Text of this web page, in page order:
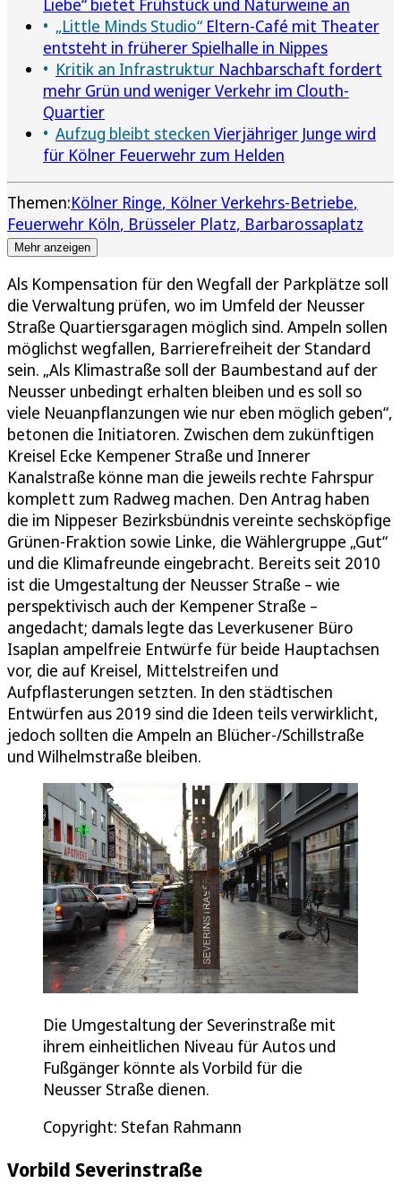
Liebe“ bietet Frühstück und Naturweine an
„Little Minds Studio“ Eltern-Café mit Theater
entsteht in früherer Spielhalle in Nippes
Kritik an Infrastruktur Nachbarschaft fordert
mehr Grün und weniger Verkehr im Clouth-
Quartier
Aufzug bleibt stecken Vierjähriger Junge wird
für Kölner Feuerwehr zum Helden
Themen:Kölner Ringe Kölner Verkehrs-Betriebe
Feuerwehr Köln Brüsseler Platz Barbarossaplatz
Mehr anzeigen
Als Kompensation für den Wegfall der Parkplätze soll
die Verwaltung prüfen, wo im Umfeld der Neusser
Straße Quartiersgaragen möglich sind. Ampeln sollen
möglichst wegfallen, Barrierefreiheit der Standard
sein. „Als Klimastraße soll der Baumbestand auf der
Neusser unbedingt erhalten bleiben und es soll so
viele Neuanpflanzungen wie nur eben möglich geben“,
betonen die Initiatoren. Zwischen dem zukünftigen
Kreisel Ecke Kempener Straße und Innerer
Kanalstraße könne man die jeweils rechte Fahrspur
komplett zum Radweg machen. Den Antrag haben
die im Nippeser Bezirksbündnis vereinte sechsköpfige
Grünen-Fraktion sowie Linke, die Wählergruppe „Gut“
und die Klimafreunde eingebracht. Bereits seit 2010
ist die Umgestaltung der Neusser Straße – wie
perspektivisch auch der Kempener Straße –
angedacht; damals legte das Leverkusener Büro
Isaplan ampelfreie Entwürfe für beide Hauptachsen
vor, die auf Kreisel, Mittelstreifen und
Aufpflasterungen setzten. In den städtischen
Entwürfen aus 2019 sind die Ideen teils verwirklicht,
jedoch sollten die Ampeln an Blücher-/Schillstraße
und Wilhelmstraße bleiben.
Die Umgestaltung der Severinstraße mit
ihrem einheitlichen Niveau für Autos und
Fußgänger könnte als Vorbild für die
Neusser Straße dienen.
Copyright: Stefan Rahmann
Vorbild Severinstraße